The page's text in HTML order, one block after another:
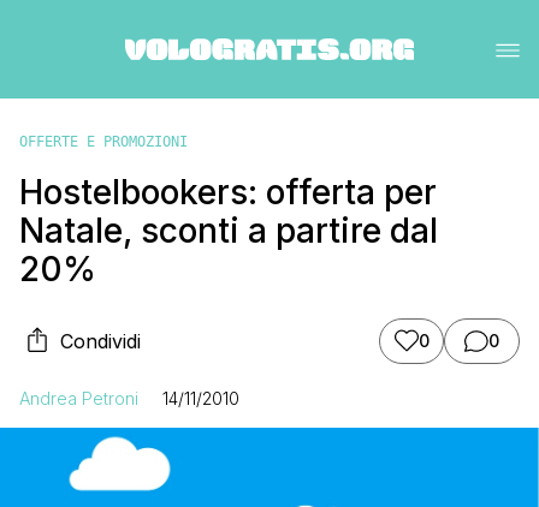
OFFERTE E PROMOZIONI
Hostelbookers: offerta per
Natale, sconti a partire dal
20%
Condividi 0 0
Andrea Petroni 14/11/2010